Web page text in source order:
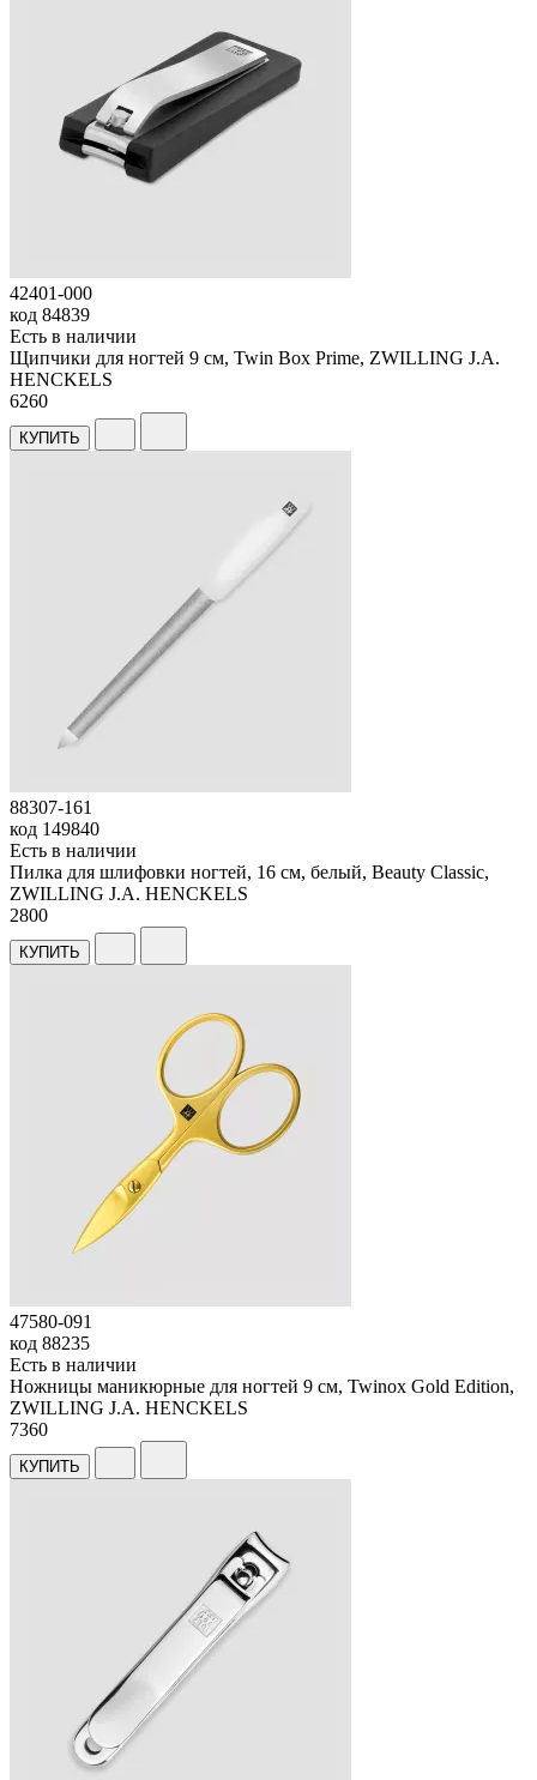
42401-000
код 84839
Есть в наличии
Щипчики для ногтей 9 см, Twin Box Prime, ZWILLING J.A.
HENCKELS
6260
КУПИТЬ
88307-161
код 149840
Есть в наличии
Пилка для шлифовки ногтей, 16 см, белый, Beauty Classic,
ZWILLING J.A. HENCKELS
2800
КУПИТЬ
47580-091
код 88235
Есть в наличии
Ножницы маникюрные для ногтей 9 см, Twinox Gold Edition,
ZWILLING J.A. HENCKELS
7360
КУПИТЬ